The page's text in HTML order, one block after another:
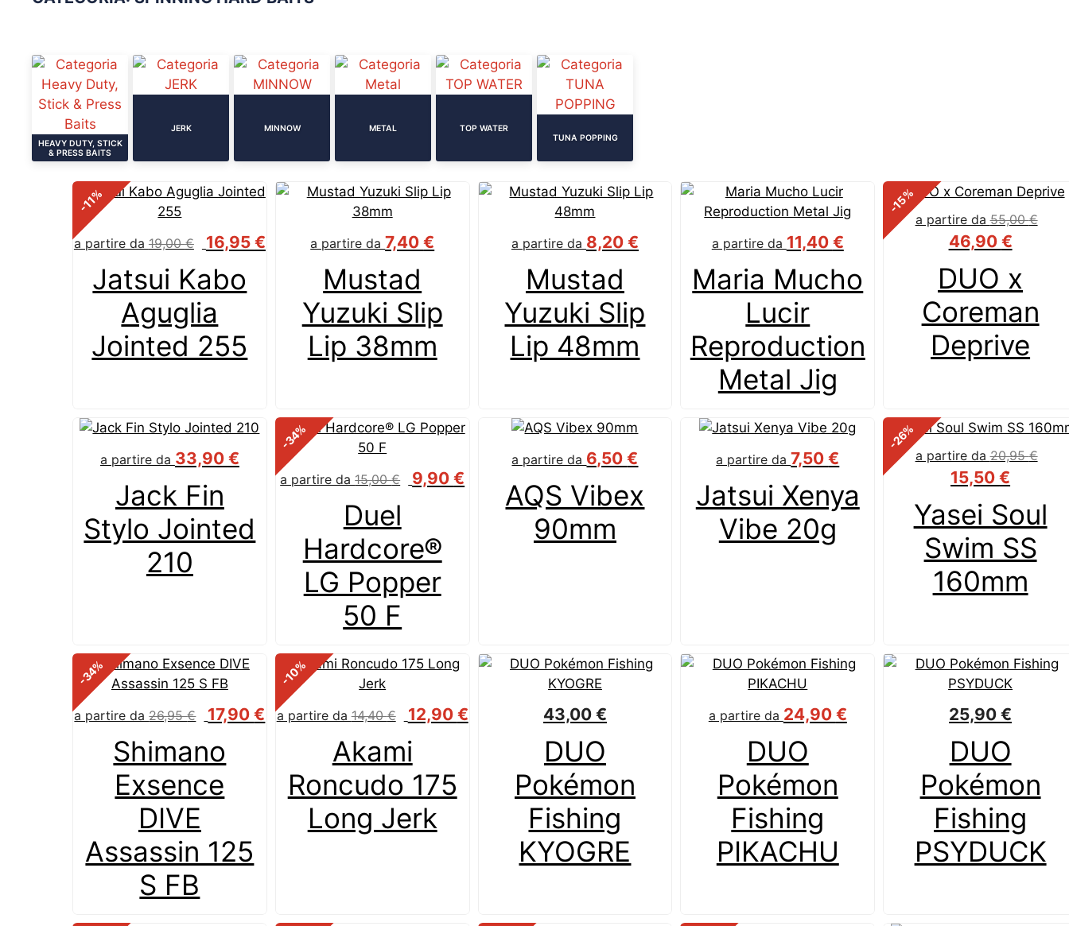
HEAVY DUTY, STICK
& PRESS BAITS
JERK MINNOW METAL
TOP WATER
TUNA POPPING
-11
%
Jatsui Kabo
Aguglia
Jointed 255
a partire da 19,00€ 16,95 €
Mustad
Yuzuki Slip
Lip 38mm
a partire da 7,40€
Mustad
Yuzuki Slip
Lip 48mm
a partire da 8,20 €
Maria Mucho
Lucir
Reproduction
Metal Jig
a partire da 11,40 €
-15
%
DUO x
Coreman
Deprive
a partire da55,00€
46,90 €
Jack Fin
Stylo Jointed
210
a partire da 33,90 €
-34
%
Duel
Hardcore®
LG Popper
50 F
a partire da15,00€ 9,90€
AQS Vibex
90mm
a partire da 6,50€
Jatsui Xenya
Vibe 20g
a partire da 7,50€
-26
%
Yasei Soul
Swim SS
160mm
a partire da20,95€
15,50€
-34
%
Shimano
Exsence
DIVE
Assassin 125
S FB
a partire da26,95€ 17,90€
-10
%
Akami
Roncudo 175
Long Jerk
a partire da14,40€ 12,90 €
DUO
Pokémon
Fishing
KYOGRE
43,00 €
DUO
Pokémon
Fishing
PIKACHU
a partire da 24,90 €
DUO
Pokémon
Fishing
PSYDUCK
25,90€